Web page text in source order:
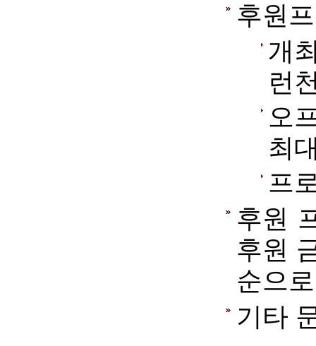
후원
개
런
오
최
프
후원
후원
순으
기타